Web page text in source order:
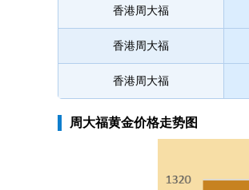
香港周大福
香港周大福
香港周大福
周大福黄金价格走势图